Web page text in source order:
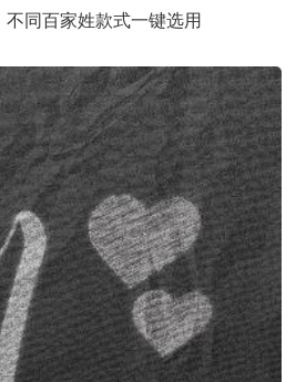
同百家姓款式一键选用